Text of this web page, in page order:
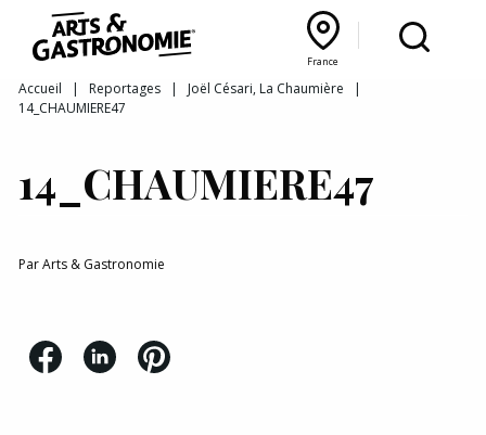
France
Recettes
Reportages
Actualités
Interviews
Bourgogne Franche‑Comté
France
Lyon Rhône‑Alpes
Accueil | Reportages | Joël Césari, La Chaumière |
14_CHAUMIERE47
14_CHAUMIERE47
ParArts & Gastronomie